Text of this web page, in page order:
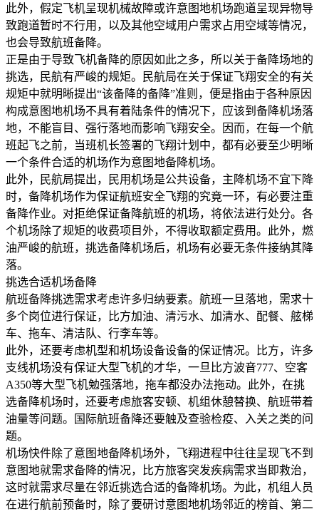
此外，假定飞机呈现机械故障或许意图地机场跑道呈现异物导
致跑道暂时不行用，以及其他空域用户需求占用空域等情况，
也会导致航班备降。
正是由于导致飞机备降的原因如此之多，所以关于备降场地的
挑选，民航有严峻的规矩。民航局在关于保证飞翔安全的有关
规矩中就明晰提出“该备降的备降”准则，便是指由于各种原因
构成意图地机场不具有着陆条件的情况下，应该到备降机场落
地，不能盲目、强行落地而影响飞翔安全。因而，在每一个航
班起飞之前，当班机长签署的飞翔计划中，都有必要至少明晰
一个条件合适的机场作为意图地备降机场。
此外，民航局提出，民用机场是公共设备，主降机场不宜下降
时，备降机场作为保证航班安全飞翔的究竟一环，有必要注重
备降作业。对拒绝保证备降航班的机场，将依法进行处分。各
个机场除了规矩的收费项目外，不得收取额定费用。此外，燃
油严峻的航班，挑选备降机场后，机场有必要无条件接纳其降
落。
挑选合适机场备降
航班备降挑选需求考虑许多归纳要素。航班一旦落地，需求十
多个岗位进行保证，比方加油、清污水、加清水、配餐、舷梯
车、拖车、清洁队、行李车等。
此外，还要考虑机型和机场设备设备的保证情况。比方，许多
支线机场没有保证大型飞机的才华，一旦比方波音777、空客
A350等大型飞机勉强落地，拖车都没办法拖动。此外，在挑
选备降机场时，还要考虑旅客安顿、机组休憩替换、航班带着
油量等问题。国际航班备降还要触及查验检疫、入关之类的问
题。
机场快件除了意图地备降机场外，飞翔进程中往往呈现飞不到
意图地就需求备降的情况，比方旅客突发疾病需求当即救治，
这时就需求尽量在邻近挑选合适的备降机场。为此，机组人员
在进行航前预备时，除了要研讨意图地机场邻近的榜首、第二